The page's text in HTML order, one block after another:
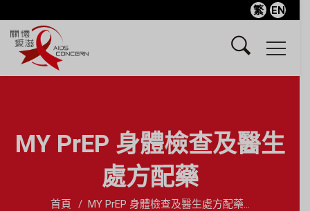
繁 EN
MY PrEP 身體檢查及醫生
處方配藥
首頁 MY PrEP 身體檢查及醫生處方配藥...